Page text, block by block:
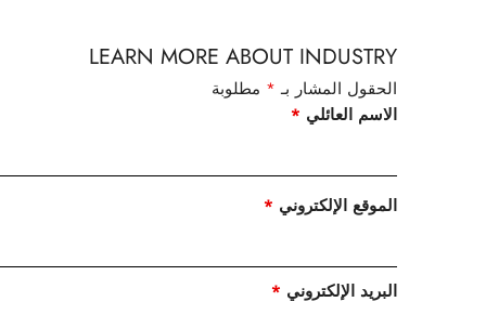
LEARN MORE ABOUT INDUSTRY
الحقول المشار بـ * مطلوبة
الاسم العائلي *
الموقع الإلكتروني *
البريد الإلكتروني *